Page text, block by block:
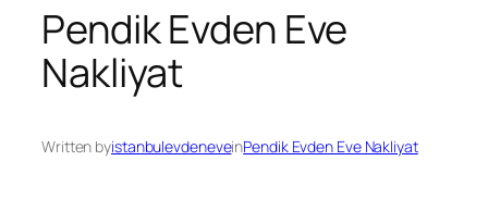
Pendik Evden Eve
Nakliyat
Written byistanbulevdeneveinPendik Evden Eve Nakliyat